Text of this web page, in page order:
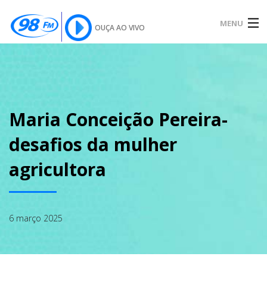
OUÇA AO VIVO MENU
SOBRE
Maria Conceição Pereira-
desafios da mulher
agricultora
6 março 2025